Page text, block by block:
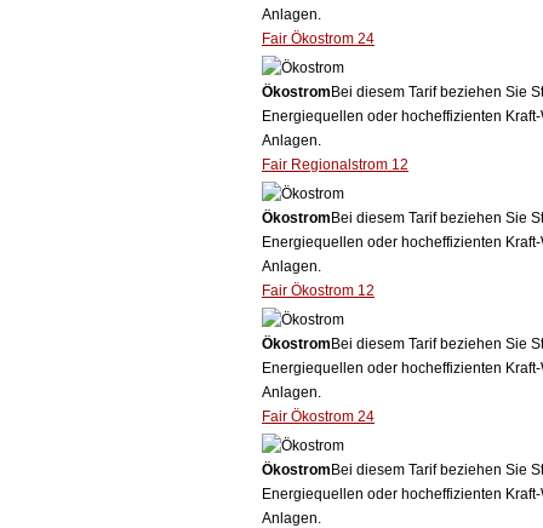
Anlagen.
Fair Ökostrom 24
Ökostrom Bei diesem Tarif beziehen Sie
Energiequellen oder hocheffizienten
Anlagen.
Fair Regionalstrom 12
Ökostrom Bei diesem Tarif beziehen Sie
Energiequellen oder hocheffizienten
Anlagen.
Fair Ökostrom 12
Ökostrom Bei diesem Tarif beziehen Sie
Energiequellen oder hocheffizienten
Anlagen.
Fair Ökostrom 24
Ökostrom Bei diesem Tarif beziehen Sie
Energiequellen oder hocheffizienten
Anlagen.